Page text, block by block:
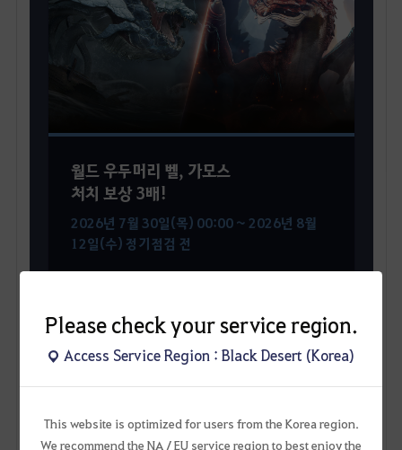
Please check your service region.
Access Service Region : Black Desert (Korea)
This website is optimized for users from the Korea region.
We recommend the NA / EU service region to best enjoy the
월드 우두머리 벨, 가모스
처치 보상 3배!
2026년 7월 30일(목) 00:00 ~ 2026년 8월
12일(수) 정기점검 전
벨 보상 꾸러미 (상급/중급)
울림의 가모스 보상 꾸러미
이벤트 바로가기